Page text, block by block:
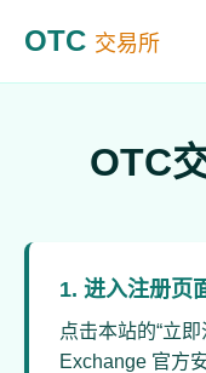
OTC 交易所
OTC
1. 进入注册页
点击本站的“立
Exchange 官方